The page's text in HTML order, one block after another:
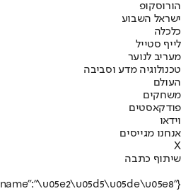
הורוסקופ
ישראל השבוע
כלכלה
לייף סטייל
מעריב לנוער
טכנולוגיה מדע וסביבה
העולם
משחקים
פודקאסטים
וידאו
אנחנו מגייסים
X
שיתוף כתבה
{"name":"\u05e2\u05d5\u05de\u05e8